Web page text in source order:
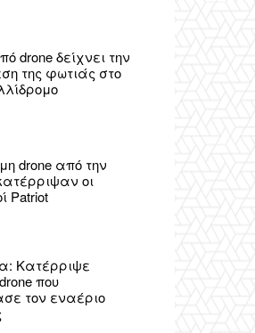
drone δείχνει την
της φωτιάς στο
drone από την
οι
Patriot
Κατέρριψε
που
τον εναέριο